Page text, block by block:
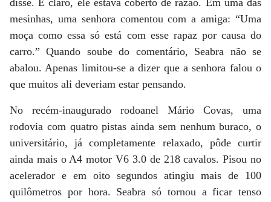
disse. É claro, ele estava coberto de razão. Em uma das
mesinhas, uma senhora comentou com a amiga: “Uma
moça como essa só está com esse rapaz por causa do
carro.” Quando soube do comentário, Seabra não se
abalou. Apenas limitou-se a dizer que a senhora falou o
que muitos ali deveriam estar pensando.
No recém-inaugurado rodoanel Mário Covas, uma
rodovia com quatro pistas ainda sem nenhum buraco, o
universitário, já completamente relaxado, pôde curtir
ainda mais o A4 motor V6 3.0 de 218 cavalos. Pisou no
acelerador e em oito segundos atingiu mais de 100
quilômetros por hora. Seabra só tornou a ficar tenso